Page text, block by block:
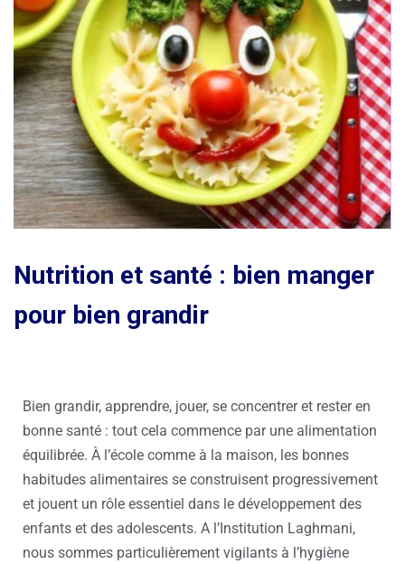
Nutrition et santé : bien manger
pour bien grandir
Bien grandir, apprendre, jouer, se concentrer et rester en
bonne santé : tout cela commence par une alimentation
équilibrée. À l’école comme à la maison, les bonnes
habitudes alimentaires se construisent progressivement
et jouent un rôle essentiel dans le développement des
enfants et des adolescents. A l’Institution Laghmani,
nous sommes particulièrement vigilants à l’hygiène